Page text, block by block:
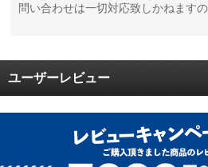
問い合わせは一切対応致しかねます
ユーザーレビュー